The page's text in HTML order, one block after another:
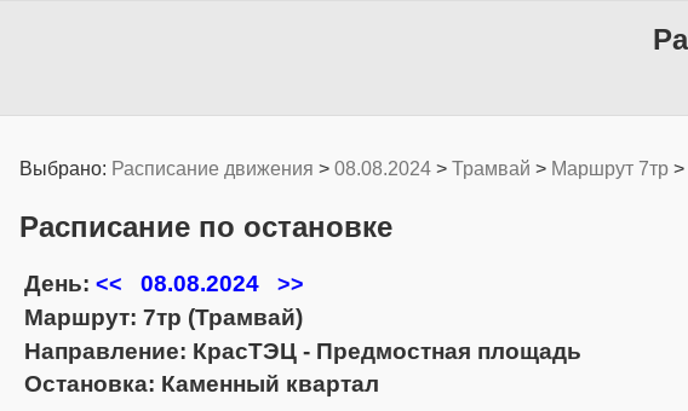
Выбрано: Расписание движения > 08.08.2024 > Трамвай > Маршрут 7тр >
Расписание по остановке
День: << 08.08.2024 >>
Маршрут: 7тр (Трамвай)
Направление: КрасТЭЦ - Предмостная площадь
Остановка: Каменный квартал